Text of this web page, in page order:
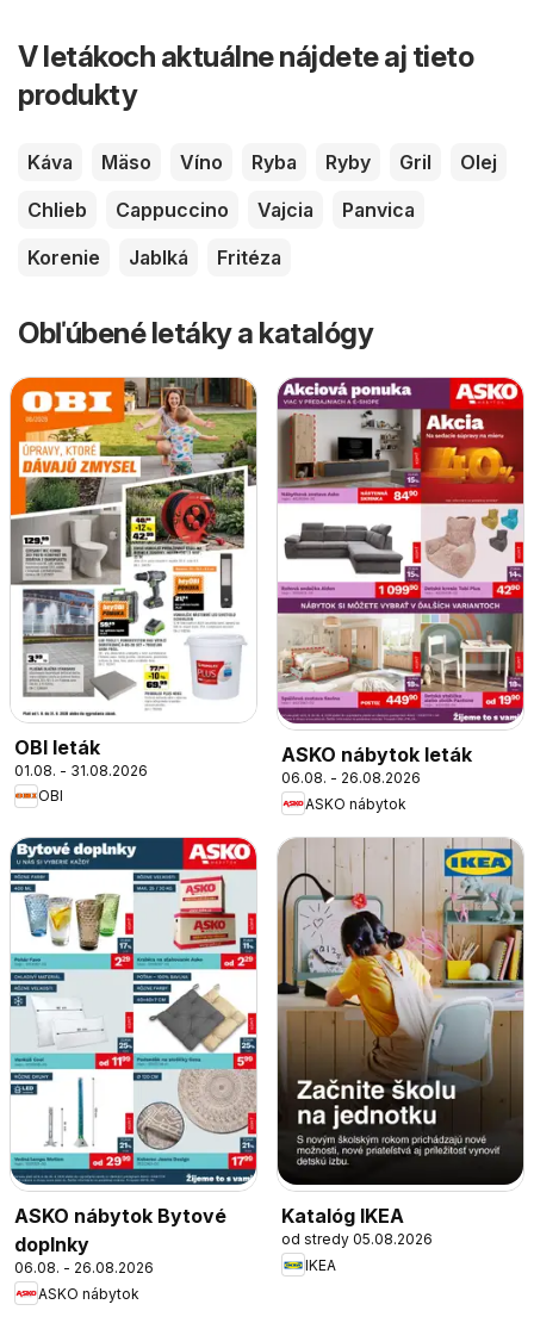
V letákoch aktuálne nájdete aj tieto
produkty
Káva Mäso Víno Ryba Ryby Gril
Olej
Chlieb
Cappuccino Vajcia
Panvica
Korenie
Jablká Fritéza
Obľúbené letáky a katalógy
OBI leták
01.08. - 31.08.2026
OBI
ASKO nábytok leták
06.08. - 26.08.2026
ASKO nábytok
ASKO nábytok Bytové
doplnky
06.08. - 26.08.2026
ASKO nábytok
Katalóg IKEA
od stredy 05.08.2026
IKEA